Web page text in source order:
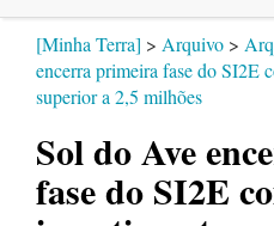
[Minha Terra] > Arquivo >
encerra primeira fase do SI2E
superior a 2,5 milhões
Sol do Ave
fase do SI2E